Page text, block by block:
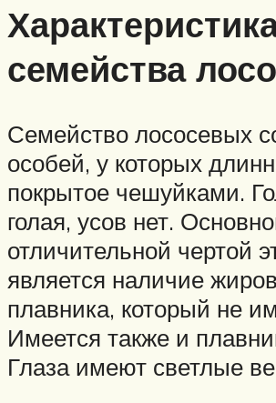
семейства
Семейство лососевых
особей, у которых
покрытое чешуйками.
голая, усов нет.
отличительной чертой
является наличие
плавника, который не
Имеется также и
Глаза имеют светлые